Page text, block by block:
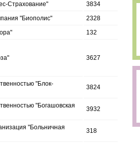
Страхование"
3834
"Биополис"
2328
132
3627
"Блок-
3824
"Богашовская
3932
"Больничная
318